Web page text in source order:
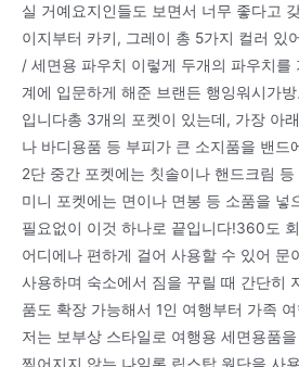
실 거예요지인들도 보면서 너무 좋다고
이지부터 카키, 그레이 총 5가지 컬러 있
/ 세면용 파우치 이렇게 두개의 파우치를
계에 입문하게 해준 브랜든 행잉워시가
입니다총 3개의 포켓이 있는데, 가장 아
나 바디용품 등 부피가 큰 소지품을 밴드
2단 중간 포켓에는 칫솔이나 핸드크림
미니 포켓에는 면이나 면봉 등 소품을 넣
필요없이 이것 하나로 끝입니다!360도
어디에나 편하게 걸어 사용할 수 있어 문
사용하며 숙소에서 짐을 꾸릴 때 간단히
품도 확장 가능해서 1인 여행부터 가족
저는 보부상 스타일로 여행용 세면용품